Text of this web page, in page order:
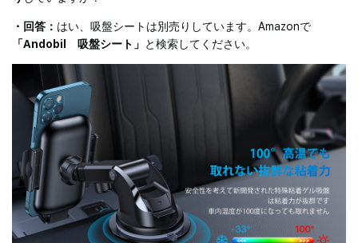
5.48cmから10.21cmまで調節可能です。また、下支えもスラ
イド式なので、iPhone/Xperia/AQUOS/Samsung Galaxy/OPPO
など4-7インチ大画面のスマホに対応できます。更に、ホード
たままでも安定感がしっかりあります。【4年間安心保証・終
身サービス】Andobil 車載ホルダーは5年間品質保証と終身
サービス付き、製品に問題が発生した場合は、例え箱潰れ、
付属品破損でも全額返金または無料で商品交換を対応致しま
す。製品に関する何か問題あっても、お気軽にご連絡くださ
い。お客様のニーズに合わせ、12時間以内に返事します。
・回答： はい、吸盤シートは別売りしています。Amazonで
「Andobil 吸盤シート」 と検索してください。